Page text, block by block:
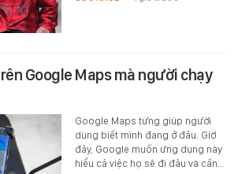
Google Maps mà người chạy
Google Maps từng giúp người
dùng biết mình đang ở đâu. Giờ
đây, Google muốn ứng dụng này
hiểu cả việc họ sẽ đi đâu và cần…